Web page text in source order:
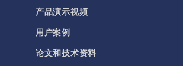
产品演示视频
用户案例
论文和技术资料